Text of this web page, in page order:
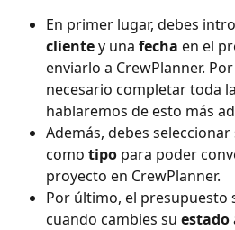
En primer lugar, debes
cliente y una fecha en el
enviarlo a CrewPlanner.
necesario completar toda
hablaremos de esto más
Además, debes
como tipo para poder
proyecto en CrewPlanner.
Por último, el presupuesto
cuando cambies su estado